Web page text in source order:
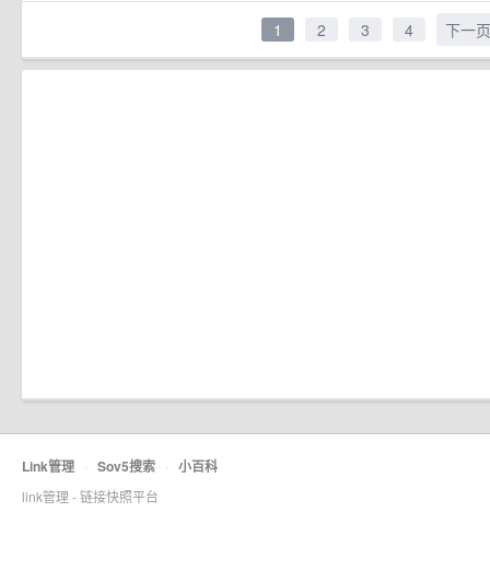
1 2 3 4 下一页
Link管理 · Sov5搜索 · 小百科
link管理 - 链接快照平台